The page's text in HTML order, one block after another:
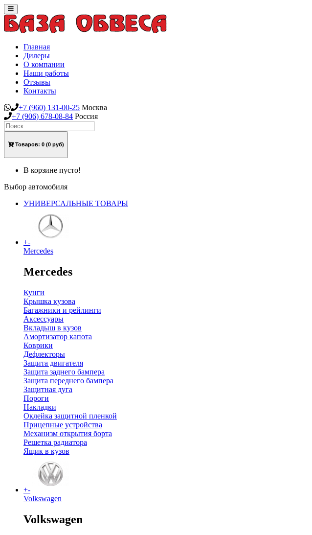
Toggle
navigation
Главная
Дилеры
О компании
Наши работы
Отзывы
Контакты
+7 (960) 131-00-25 Москва
+7 (906) 678-08-84 Россия
Товаров: 0 (0 руб)
В корзине пусто!
Выбор автомобиля
УНИВЕРСАЛЬНЫЕ ТОВАРЫ
+-
Mercedes
Mercedes
Кунги
Крышка кузова
Багажники и рейлинги
Аксессуары
Вкладыш в кузов
Амортизатор капота
Коврики
Дефлекторы
Защита двигателя
Защита заднего бампера
Защита переднего бампера
Защитная дуга
Пороги
Накладки
Оклейка защитной пленкой
Прицепные устройства
Механизм открытия борта
Решетка радиатора
Ящик в кузов
+-
Volkswagen
Volkswagen